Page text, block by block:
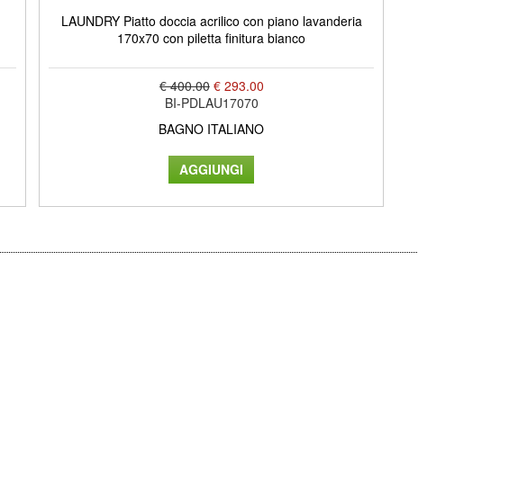
LAUNDRY Piatto doccia acrilico con piano lavanderia
170x70 con piletta finitura bianco
€ 400.00 € 293.00
BI-PDLAU17070
BAGNO ITALIANO